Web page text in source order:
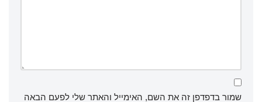
שמור בדפדפן זה את השם, האימייל והאתר שלי לפעם הבאה